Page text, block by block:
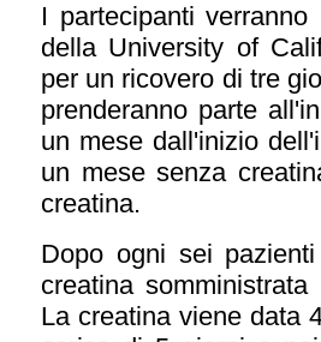
I partecipanti
della University of
per un ricovero di tre
prenderanno parte
un mese dall'inizio
un mese senza
creatina.
Dopo ogni sei
creatina
La creatina viene data